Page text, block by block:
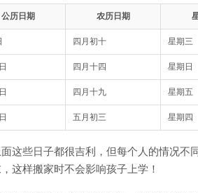
公历日期 农历日期
四月初十 星期三
四月十四 星期日
四月十九 星期五
五月初三 星期四
面这些日子都很吉利，但每个人的情况
这样搬家时不会影响孩子上学！